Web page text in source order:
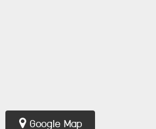
Google Map